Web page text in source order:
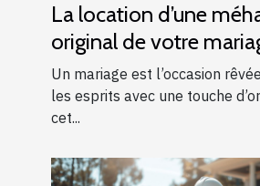
La location d’une
original de votre
!Un mariage est l’occasion
les esprits avec une touche
cet...